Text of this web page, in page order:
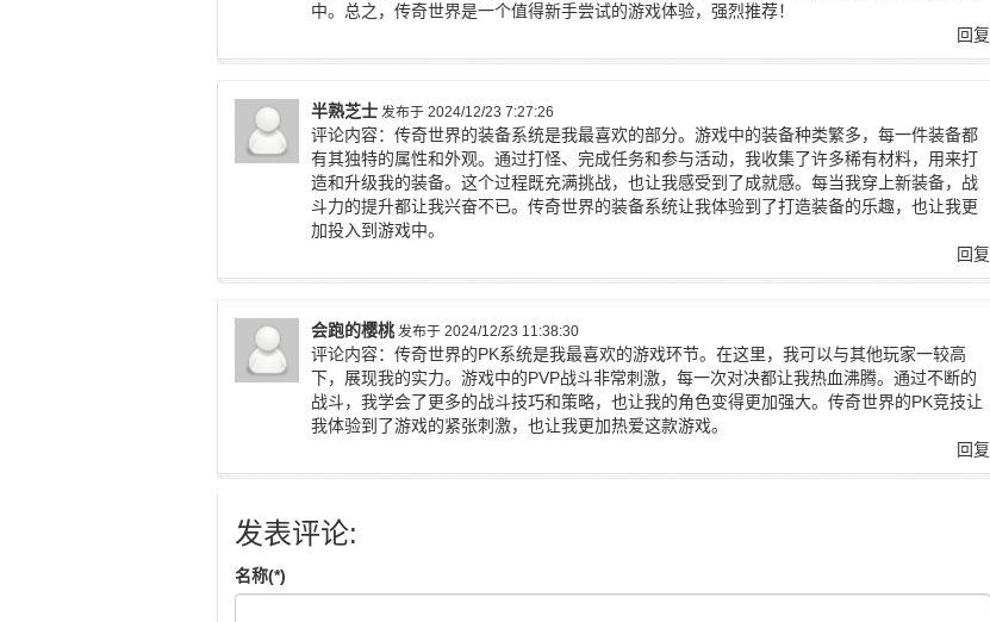
中。总之，传奇世界是一个值得新手尝试的游戏体验，强烈推荐！
回复
半熟芝士 发布于 2024/12/23 7:27:26
评论内容：传奇世界的装备系统是我最喜欢的部分。游戏中的装备种类繁多，每一件装备都
有其独特的属性和外观。通过打怪、完成任务和参与活动，我收集了许多稀有材料，用来打
造和升级我的装备。这个过程既充满挑战，也让我感受到了成就感。每当我穿上新装备，战
斗力的提升都让我兴奋不已。传奇世界的装备系统让我体验到了打造装备的乐趣，也让我更
加投入到游戏中。
回复
会跑的樱桃发布于 2024/12/23 11:38:30
评论内容：传奇世界的PK系统是我最喜欢的游戏环节。在这里，我可以与其他玩家一较高
下，展现我的实力。游戏中的PVP战斗非常刺激，每一次对决都让我热血沸腾。通过不断的
战斗，我学会了更多的战斗技巧和策略，也让我的角色变得更加强大。传奇世界的PK竞技让
我体验到了游戏的紧张刺激，也让我更加热爱这款游戏。
回复
发表评论:
名称(*)